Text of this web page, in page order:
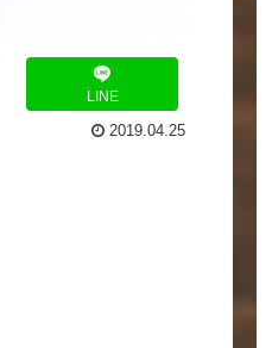
LINE
2019.04.25